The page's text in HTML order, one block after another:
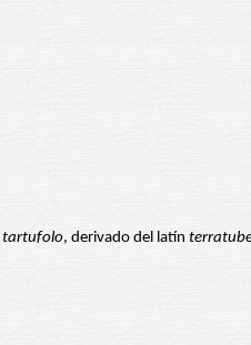
tartufolo, derivado del latín